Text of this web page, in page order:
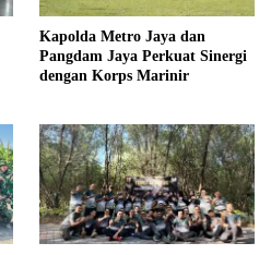
Kapolda Metro Jaya dan
Pangdam Jaya Perkuat Sinergi
dengan Korps Marinir